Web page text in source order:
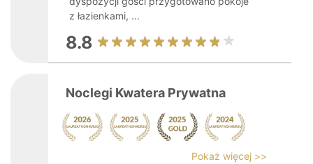
z łazienkami, ...
8.8
Noclegi Kwatera Prywatna
Pokaż więcej >>